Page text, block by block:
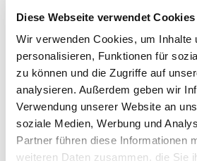
Diese Webseite verwendet Cookies
Wir verwenden Cookies, um Inhalte
personalisieren, Funktionen für
zu können und die Zugriffe auf
analysieren. Außerdem geben wir
Verwendung unserer Website an
soziale Medien, Werbung und
Partner führen diese Informationen
weiteren Daten zusammen, die Sie